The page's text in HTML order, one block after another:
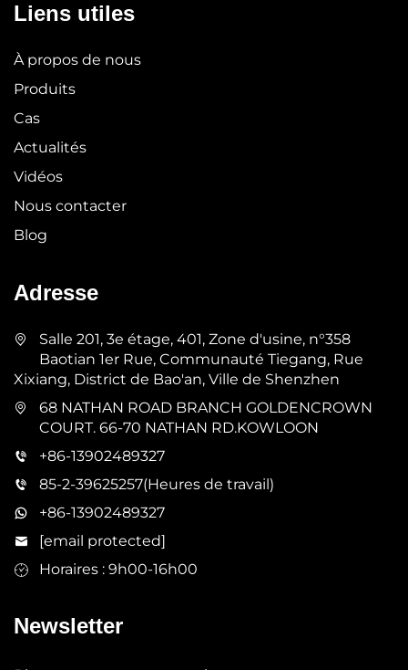
Liens utiles
À propos de nous
Produits
Cas
Actualités
Vidéos
Nous contacter
Blog
Adresse
Salle 201, 3e étage, 401, Zone d'usine, n°358
Baotian 1er Rue, Communauté Tiegang, Rue
Xixiang, District de Bao'an, Ville de Shenzhen
68 NATHAN ROAD BRANCH GOLDENCROWN
COURT. 66-70 NATHAN RD.KOWLOON
+86-13902489327
85-2-39625257(Heures de travail)
+86-13902489327
[email protected]
Horaires : 9h00-16h00
Newsletter